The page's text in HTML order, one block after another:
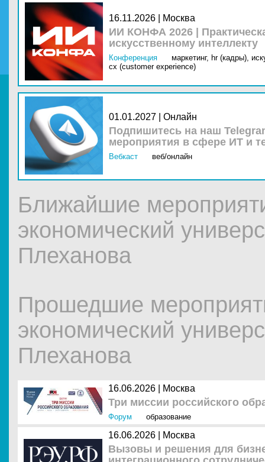
16.11.2026 | Москва
ИИ КОНФА 2026 |
искусственному интеллекту
Конференция маркетинг, hr (кадры),
cx (customer experience)
01.01.2027 | Онлайн
Подпишитесь на наш
мероприятия в сфере ИТ и
Вебкаст веб/онлайн
Ближайшие
экономический
Плеханова
Прошедшие
экономический
Плеханова
16.06.2026 | Москва
Три миссии российского
Форум образование
16.06.2026 | Москва
Вызовы и решения для